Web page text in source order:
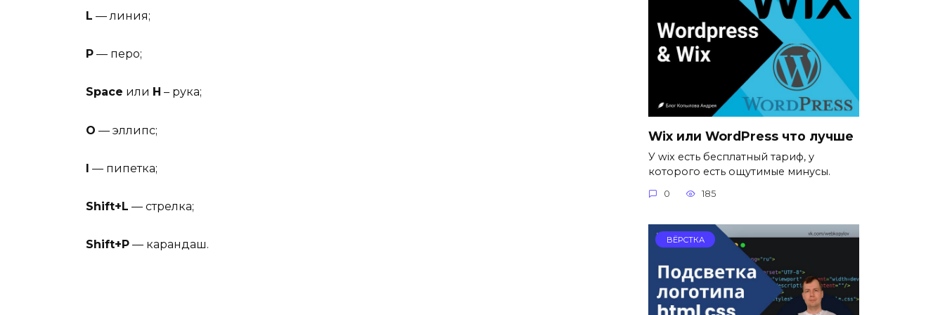
L — линия;
P — перо;
Space или H – рука;
O — эллипс;
I — пипетка;
Shift+L — стрелка;
Shift+P — карандаш.
Wix или WordPress что лучше
У wix есть бесплатный тариф, у
которого есть ощутимые минусы.
0 185
ВЁРСТКА